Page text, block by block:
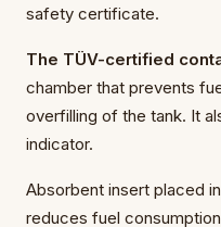
safety certificate.
The TÜV-certified
chamber that prevents
overfilling of the tank. It
indicator.
Absorbent insert placed
reduces fuel